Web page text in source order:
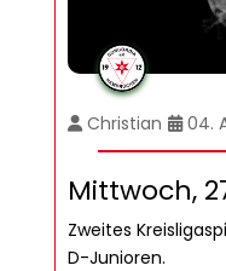
Christian 04.
Mittwoch,
Zweites
D-Junioren.